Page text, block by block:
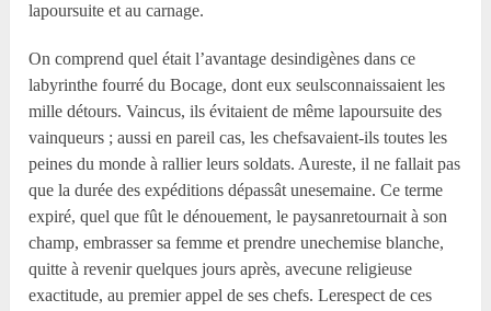
lapoursuite et au carnage.
On comprend quel était l’avantage desindigènes dans ce
labyrinthe fourré du Bocage, dont eux seulsconnaissaient les
mille détours. Vaincus, ils évitaient de même lapoursuite des
vainqueurs ; aussi en pareil cas, les chefsavaient-ils toutes les
peines du monde à rallier leurs soldats. Aureste, il ne fallait pas
que la durée des expéditions dépassât unesemaine. Ce terme
expiré, quel que fût le dénouement, le paysanretournait à son
champ, embrasser sa femme et prendre unechemise blanche,
quitte à revenir quelques jours après, avecune religieuse
exactitude, au premier appel de ses chefs. Lerespect de ces